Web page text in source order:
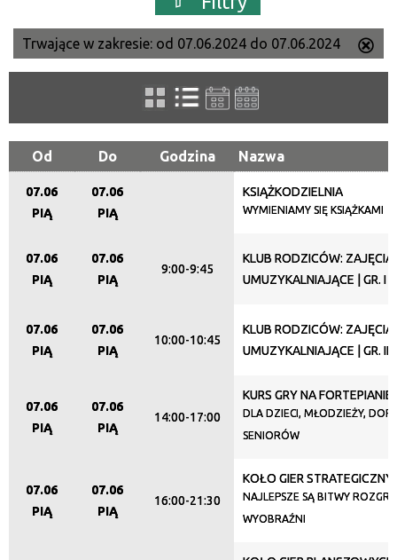
Szukana fraza
Kategoria
Trwające w zakresie
Promowane
Trwające w zakresie: od 07.06.2024 do 07.06.2024
ten
Od Do Godzina Nazwa
07.06
PIĄ
07.06
PIĄ
KSIĄŻKODZIELNIA
WYMIENIAMY SIĘ KSIĄŻKAMI
07.06
PIĄ
07.06
PIĄ
9:00-9:45
KLUB RODZICÓW: ZAJĘCIA
UMUZYKALNIAJĄCE | GR. I
07.06
PIĄ
07.06
PIĄ
10:00-10:45
KLUB RODZICÓW: ZAJĘCIA
UMUZYKALNIAJĄCE | GR. II
07.06
PIĄ
07.06
PIĄ
14:00-17:00
KURS GRY NA FORTEPIANIE
DLA DZIECI, MŁODZIEŻY,
SENIORÓW
07.06
PIĄ
07.06
PIĄ
16:00-21:30
KOŁO GIER
NAJLEPSZE SĄ BITWY
WYOBRAŹNI